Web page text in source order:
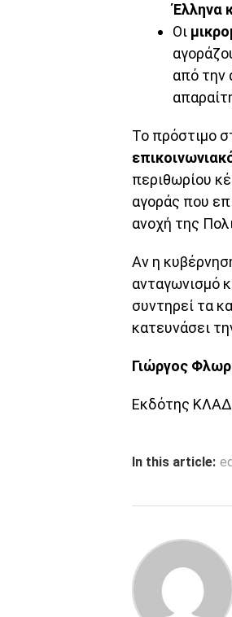
Έλληνα
Οι
από την
Το πρόστιμο
περιθωρίου
αγοράς που
ανοχή της
Αν η
ανταγωνισμό
συντηρεί τα
κατευνάσει
Γιώργος
Εκδότης
In this article: